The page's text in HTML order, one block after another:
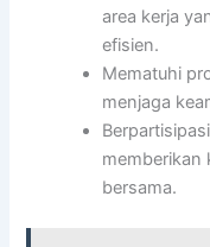
area kerja
efisien.
Mematuhi
menjaga
memberikan
bersama.